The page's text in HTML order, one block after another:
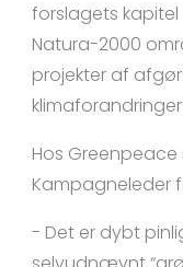
forslagets
Natura-2000
projekter af
Hos Greenpeace
Kampagneleder
- Det er dybt